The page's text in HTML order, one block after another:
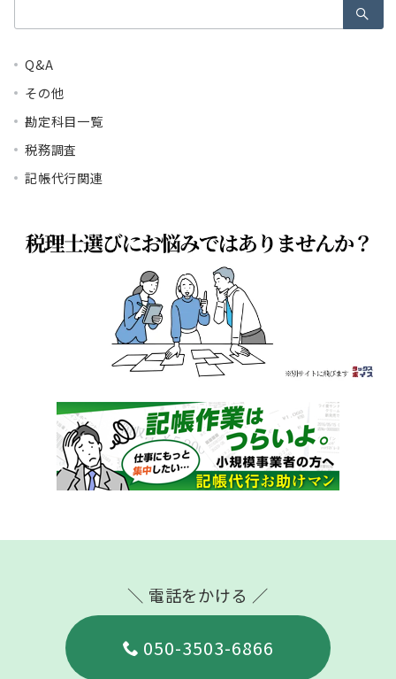
索：
Q&A
その他
勘定科目一覧
税務調査
記帳代行関連
＼ 電話をかける ／
050-3503-6866